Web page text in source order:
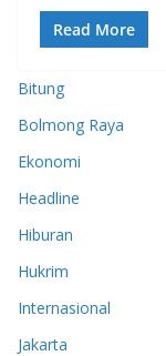
Read More
Bitung
Bolmong Raya
Ekonomi
Headline
Hiburan
Hukrim
Internasional
Jakarta